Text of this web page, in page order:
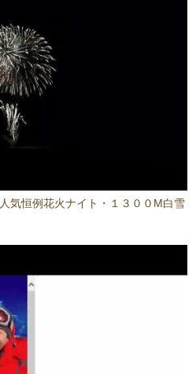
気恒例花火ナイト・１３００M白雪